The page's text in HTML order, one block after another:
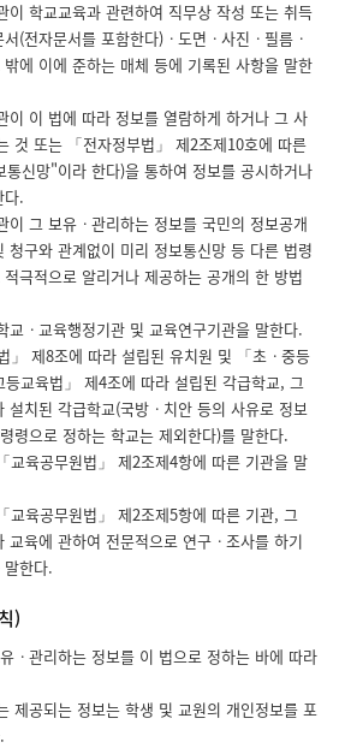
시
항
목
명
확
하
게
입
여
야
며
동
완
성
기
능
을
제
공
합
학
교
명
띄
쓰
기
이 학교교육과 관련하여 직무상 작성 또는 취득
(전자문서를 포함한다)ㆍ도면ㆍ사진ㆍ필름ㆍ
에 이에 준하는 매체 등에 기록된 사항을 말한
이 이 법에 따라 정보를 열람하게 하거나 그 사
것 또는 「전자정부법」 제2조제10호에 따른
통신망"이라 한다)을 통하여 정보를 공시하거나
다.
이 그 보유ㆍ관리하는 정보를 국민의 정보공개
청구와 관계없이 미리 정보통신망 등 다른 법령
극적으로 알리거나 제공하는 공개의 한 방법
교ㆍ교육행정기관 및 교육연구기관을 말한다.
」 제8조에 따라 설립된 유치원 및 「초ㆍ중등
교육법」 제4조에 따라 설립된 각급학교, 그
설치된 각급학교(국방ㆍ치안 등의 사유로 정보
령으로 정하는 학교는 제외한다)를 말한다.
교육공무원법」 제2조제4항에 따른 기관을 말
교육공무원법」 제2조제5항에 따른 기관, 그
교육에 관하여 전문적으로 연구ㆍ조사를 하기
한다.
)
ㆍ관리하는 정보를 이 법으로 정하는 바에 따라
제공되는 정보는 학생 및 교원의 개인정보를 포